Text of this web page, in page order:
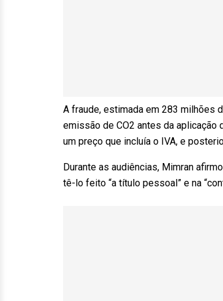
A fraude, estimada em 283 milhões
emissão de CO2 antes da
um preço que incluía o IVA, e
Durante as audiências, Mimran
tê-lo feito “a título pessoal” e na